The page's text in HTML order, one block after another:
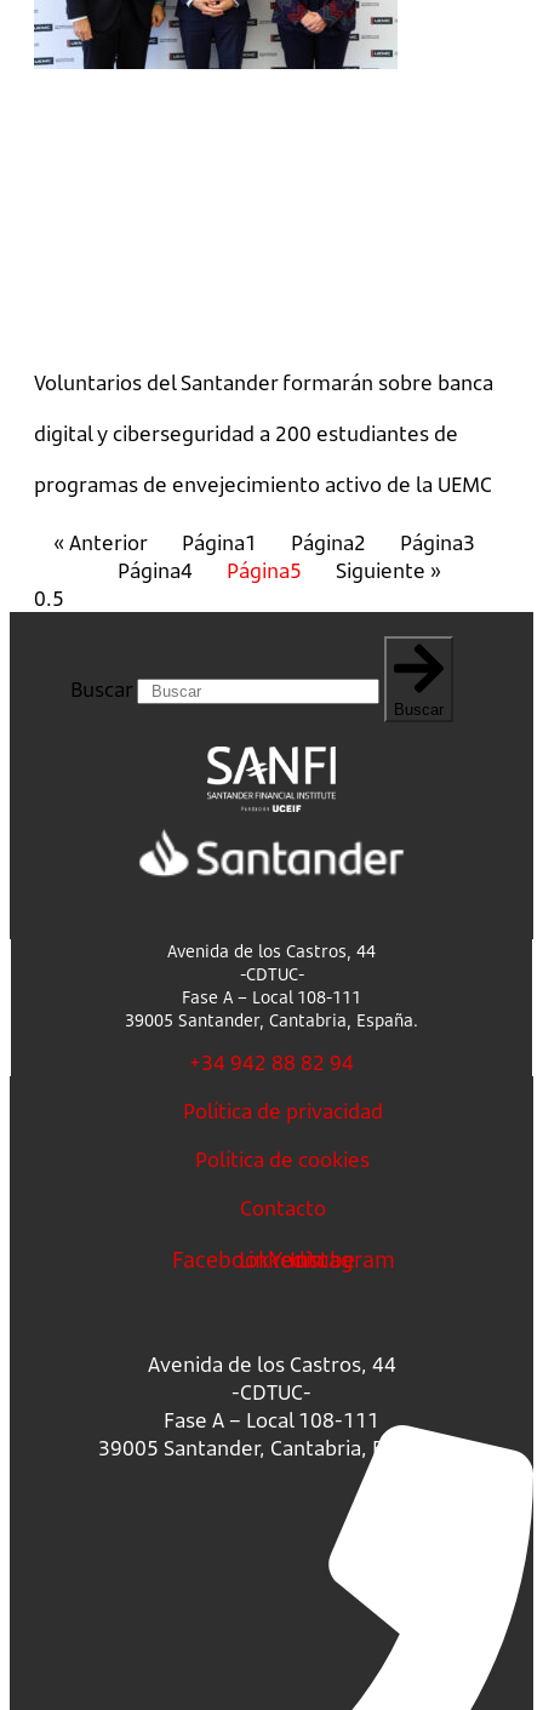
Voluntarios del Santander formarán sobre banca
digital y ciberseguridad a 200 estudiantes de
programas de envejecimiento activo de la UEMC
« Anterior Página1 Página2 Página3
Página4 Página5 Siguiente »
Buscar
Buscar
Avenida de los Castros, 44
-CDTUC-
Fase A – Local 108-111
39005 Santander, Cantabria, España.
+34 942 88 82 94
Política de privacidad
Política de cookies
Contacto
FacebookLinkedin
Youtube
Instagram
Avenida de los Castros, 44
-CDTUC-
Fase A – Local 108-111
39005 Santander, Cantabria, España.